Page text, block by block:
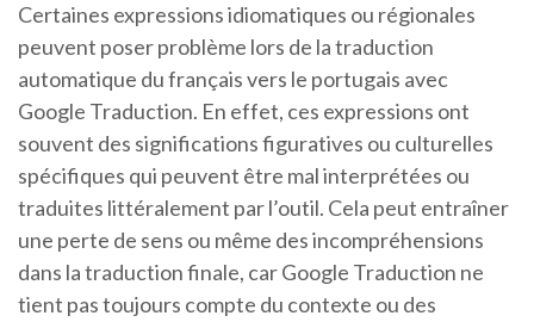
Certaines expressions idiomatiques ou régionales
peuvent poser problème lors de la traduction
automatique du français vers le portugais avec
Google Traduction. En effet, ces expressions ont
souvent des significations figuratives ou culturelles
spécifiques qui peuvent être mal interprétées ou
traduites littéralement par l’outil. Cela peut entraîner
une perte de sens ou même des incompréhensions
dans la traduction finale, car Google Traduction ne
tient pas toujours compte du contexte ou des